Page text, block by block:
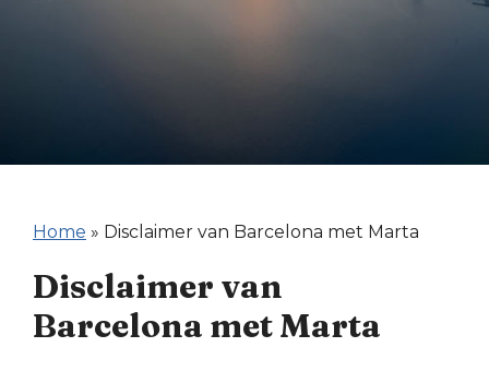
Home » Disclaimer van Barcelona met Marta
Disclaimer van
Barcelona met Marta